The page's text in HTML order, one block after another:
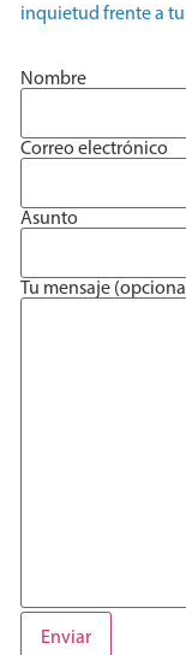
inquietud frente a
Nombre
Correo electrónico
Asunto
Tu mensaje